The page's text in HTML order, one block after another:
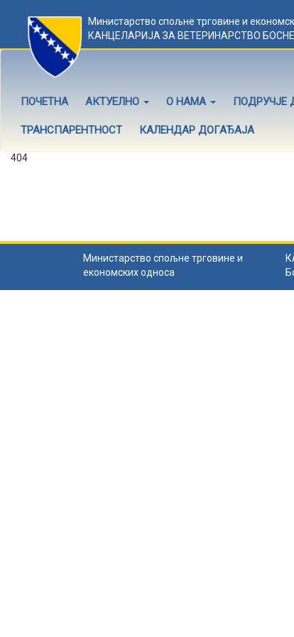
Министарство спољне трговине и
КАНЦЕЛАРИЈА ЗА ВЕТЕРИНАРСТВО
ПОЧЕТНА АКТУЕЛНО О НАМА ПОДРУЧЈЕ
ТРАНСПАРЕНТНОСТ КАЛЕНДАР ДОГАЂАЈА
404
Министарство спољне трговине и
економских односа